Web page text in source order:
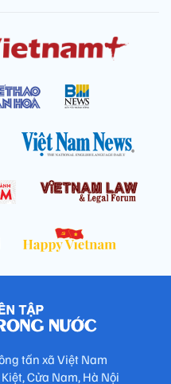
tấn xã Việt Nam
Cửa Nam, Hà Nội